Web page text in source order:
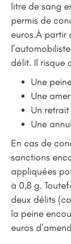
litre de sang
permis de
euros.À partir
délit. Il risque
Une
Une
Un
Une
En cas de
sanctions
appliquées
à 0,8 g.
deux délits
la peine
euros